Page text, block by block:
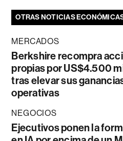
OTRAS NOTICIAS
MERCADOS
Berkshire recompra
propias por US$4.500
tras elevar sus
operativas
NEGOCIOS
Ejecutivos ponen la